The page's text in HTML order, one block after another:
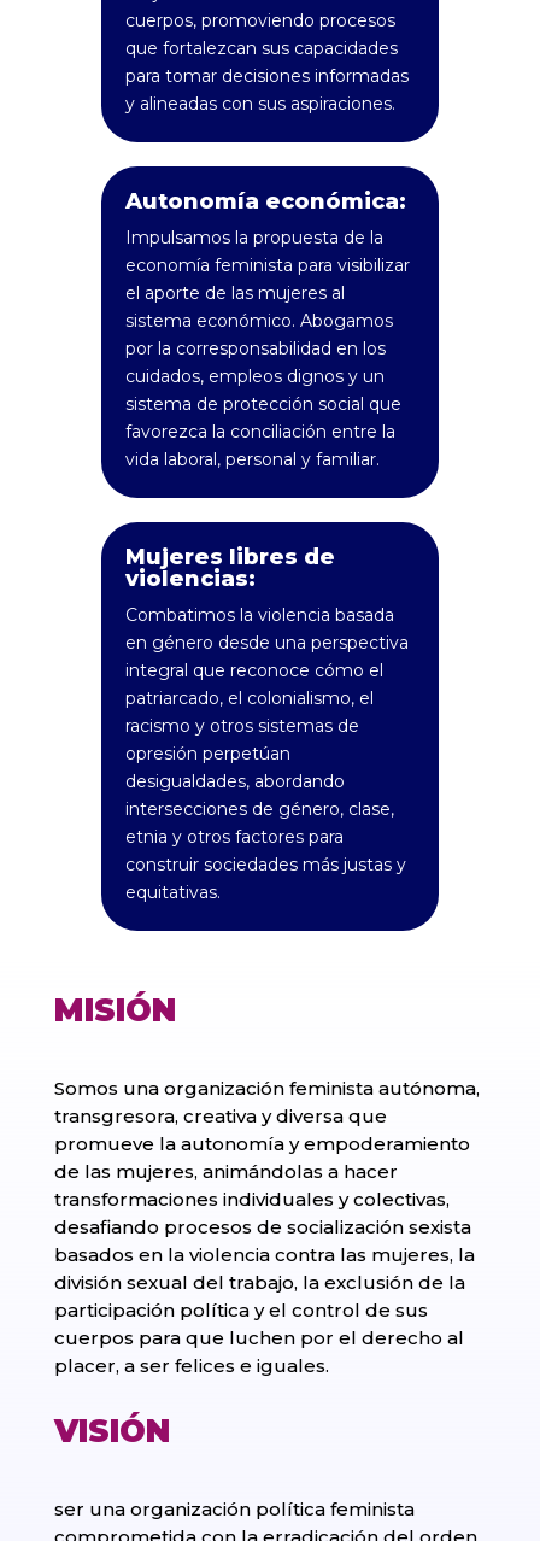
cuerpos, promoviendo procesos
que fortalezcan sus capacidades
para tomar decisiones informadas
y alineadas con sus aspiraciones.
Autonomía económica:
Impulsamos la propuesta de la
economía feminista para visibilizar
el aporte de las mujeres al
sistema económico. Abogamos
por la corresponsabilidad en los
cuidados, empleos dignos y un
sistema de protección social que
favorezca la conciliación entre la
vida laboral, personal y familiar.
Mujeres libres de
violencias:
Combatimos la violencia basada
en género desde una perspectiva
integral que reconoce cómo el
patriarcado, el colonialismo, el
racismo y otros sistemas de
opresión perpetúan
desigualdades, abordando
intersecciones de género, clase,
etnia y otros factores para
construir sociedades más justas y
equitativas.
MISIÓN
Somos una organización feminista autónoma,
transgresora, creativa y diversa que
promueve la autonomía y empoderamiento
de las mujeres, animándolas a hacer
transformaciones individuales y colectivas,
desafiando procesos de socialización sexista
basados en la violencia contra las mujeres, la
división sexual del trabajo, la exclusión de la
participación política y el control de sus
cuerpos para que luchen por el derecho al
placer, a ser felices e iguales.
VISIÓN
ser una organización política feminista